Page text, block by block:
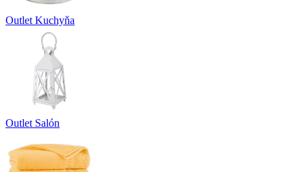
Outlet Kuchyňa
Outlet Salón